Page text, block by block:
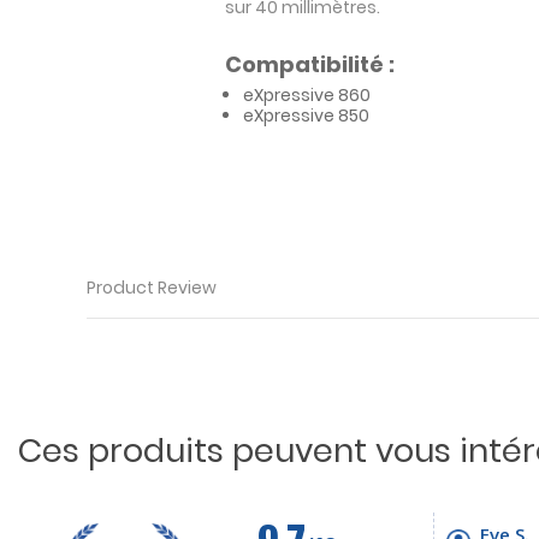
sur 40 millimètres.
Compatibilité :
eXpressive 860
eXpressive 850
Product Review
Ces produits peuvent vous